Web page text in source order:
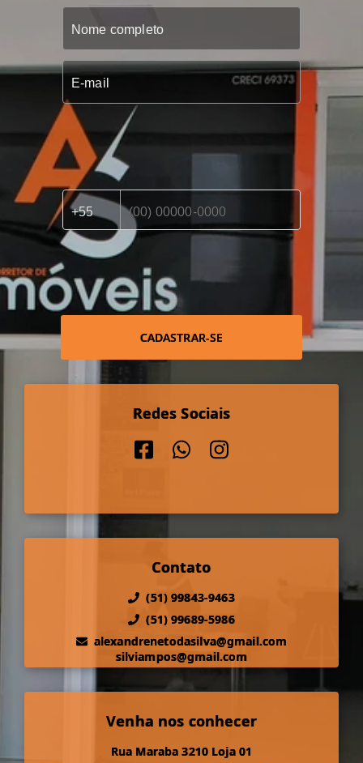
CADASTRAR-SE
Redes Sociais
Contato
(51) 99843-9463
(51) 99689-5986
alexandrenetodasilva@gmail.com
silviampos@gmail.com
Venha nos conhecer
Rua Maraba 3210 Loja 01